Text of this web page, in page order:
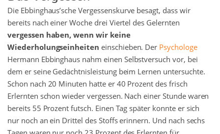
Die Ebbinghaus’sche Vergessenskurve besagt, dass wir
bereits nach einer Woche drei Viertel des Gelernten
vergessen haben, wenn wir keine
Wiederholungseinheiten einschieben. Der Psychologe
Hermann Ebbinghaus nahm einen Selbstversuch vor, bei
dem er seine Gedächtnisleistung beim Lernen untersuchte.
Schon nach 20 Minuten hatte er 40 Prozent des frisch
Erlernten schon wieder vergessen. Nach einer Stunde waren
bereits 55 Prozent futsch. Einen Tag später konnte er sich
nur noch an ein Drittel des Stoffs erinnern. Und nach sechs